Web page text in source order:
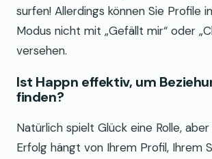
surfen! Allerdings können Sie Profile
Modus nicht mit „Gefällt mir“ oder
versehen.
Ist Happn effektiv, um
finden?
Natürlich spielt Glück eine Rolle,
Erfolg hängt von Ihrem Profil, Ihrem